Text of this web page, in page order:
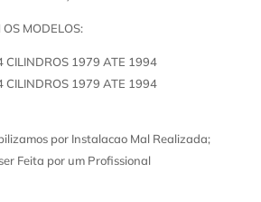
MODELOS:
CILINDROS 1979 ATE 1994
CILINDROS 1979 ATE 1994
por Instalacao Mal Realizada;
Feita por um Profissional